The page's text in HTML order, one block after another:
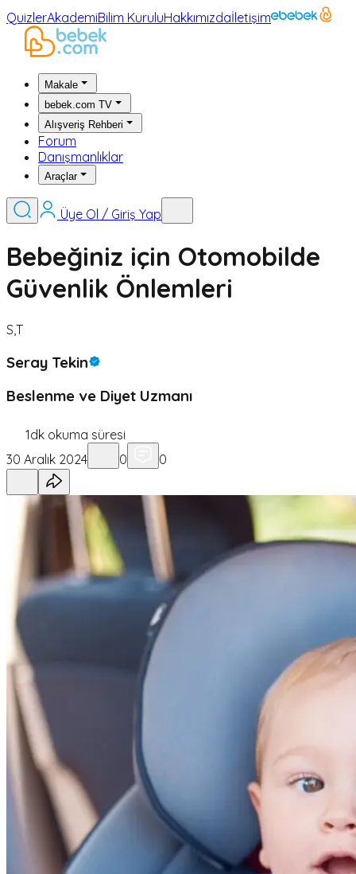
QuizlerAkademiBilim KuruluHakkımızdaİletişim
Makale
bebek.com TV
Alışveriş Rehberi
Forum
Danışmanlıklar
Araçlar
Üye Ol / Giriş Yap
Bebeğiniz için Otomobilde
Güvenlik Önlemleri
S,T
Seray Tekin
Beslenme ve Diyet Uzmanı
1dk okuma süresi
30 Aralık 2024
0 0